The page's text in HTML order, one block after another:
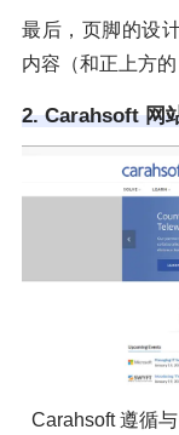
最后，页脚的设
内容（和正上方
2. Carahsoft 网
Carahsoft 遵循